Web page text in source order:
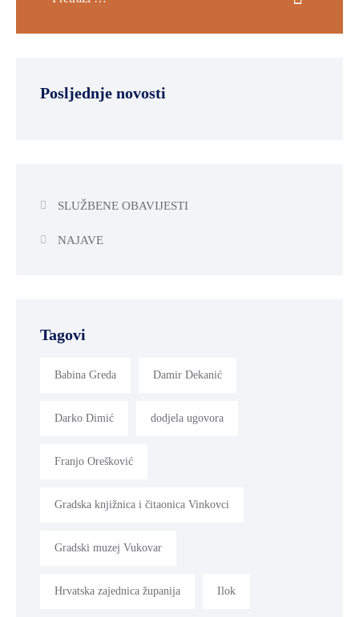
Posljednje novosti
SLUŽBENE OBAVIJESTI
NAJAVE
Tagovi
Babina Greda Damir Dekanić
Darko Dimić dodjela ugovora
Franjo Orešković
Gradska knjižnica i čitaonica Vinkovci
Gradski muzej Vukovar
Hrvatska zajednica županija Ilok